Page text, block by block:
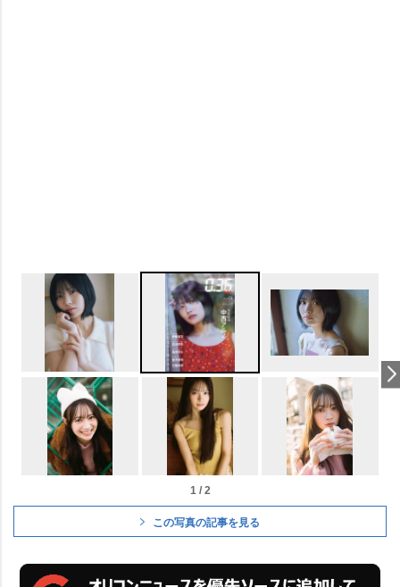
1 / 2
この写真の記事を見る